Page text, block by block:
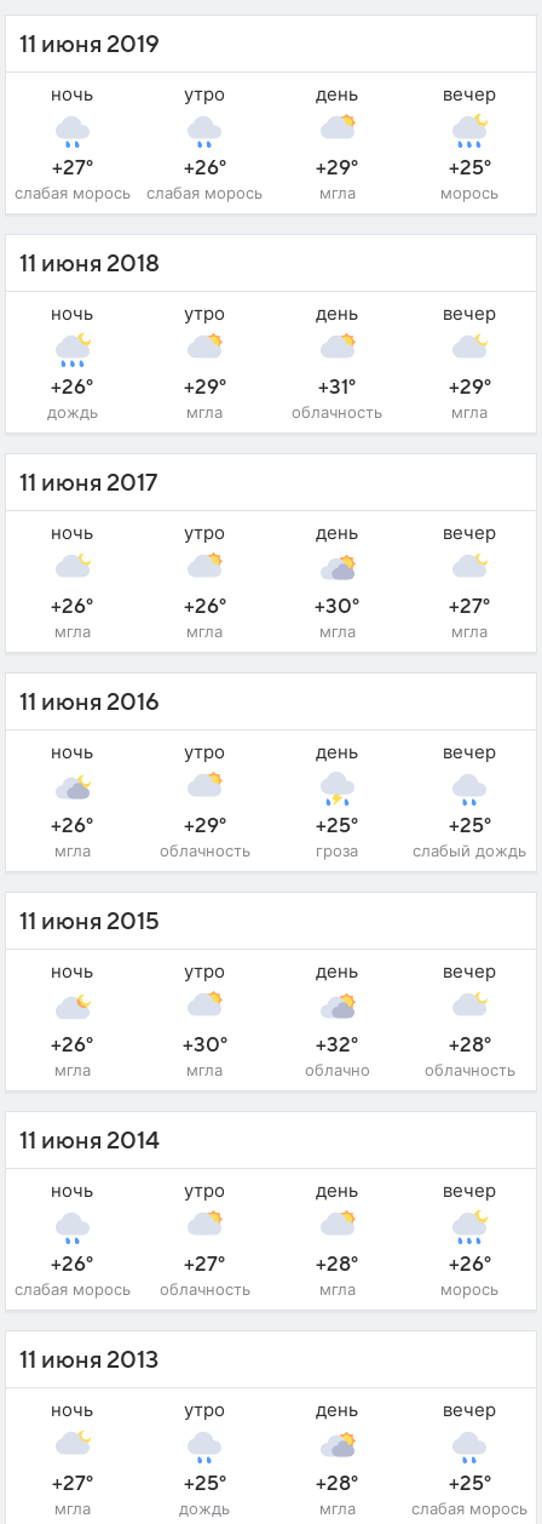
11 июня 2019
ночь
+27°
слабая морось
утро
+26°
слабая морось
день
+29°
мгла
вечер
+25°
морось
11 июня 2018
ночь
+26°
дождь
утро
+29°
мгла
день
+31°
облачность
вечер
+29°
мгла
11 июня 2017
ночь
+26°
мгла
утро
+26°
мгла
день
+30°
мгла
вечер
+27°
мгла
11 июня 2016
ночь
+26°
мгла
утро
+29°
облачность
день
+25°
гроза
вечер
+25°
слабый дождь
11 июня 2015
ночь
+26°
мгла
утро
+30°
мгла
день
+32°
облачно
вечер
+28°
облачность
11 июня 2014
ночь
+26°
слабая морось
утро
+27°
облачность
день
+28°
мгла
вечер
+26°
морось
11 июня 2013
ночь
+27°
мгла
утро
+25°
дождь
день
+28°
мгла
вечер
+25°
слабая морось